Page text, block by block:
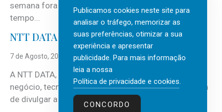
semana fora e os dias em que a casa fica mais
tempo...
NTT DATA Insurtech Global Outlook 2026
7 de Agosto, 2026
A NTT DATA, consultora global em serviços de
negócio, tecnologia e inteligência artificial (IA), acaba
de divulgar a mais recente...
Publicamos cookies neste site para
analisar o tráfego, memorizar as
suas preferências, otimizar a sua
experiência e apresentar
publicidade. Para mais informação
leia a nossa
Política de privacidade e cookies.
CONCORDO